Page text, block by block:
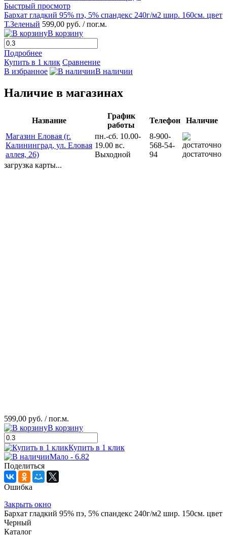
Быстрый просмотр
Бархат гладкий 95% пэ, 5% спандекс 240г/м2 шир. 160см. цвет
Т.Зеленый 599,00 руб. / пог.м.
В корзину
Подробнее
Купить в 1 клик Сравнение
В избранное
В наличии
Наличие в магазинах
Название
График
работы
Телефон
Наличие
Магазин Еловая (г.
Калининград, ул. Еловая
аллея, 26)
пн.-сб. 10.00-
19.00 вс.
Выходной
8-900-
568-54-
94
достаточно
загрузка карты...
599,00 руб. / пог.м.
В корзину
Купить в 1 клик
Мало - 6.82
Поделиться
Ошибка
Закрыть окно
Бархат гладкий 95% пэ, 5% спандекс 240г/м2 шир. 150см. цвет
Черный
Каталог